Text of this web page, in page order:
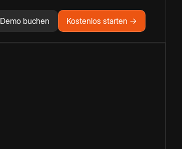
Demo buchen Kostenlos starten →